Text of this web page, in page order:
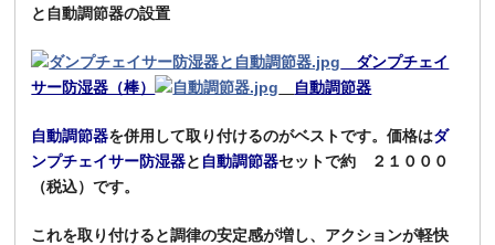
と自動調節器の設置
ダンプチェイ
サー防湿器（棒）
自動調節器
自動調節器を併用して取り付けるのがベストです。価格はダ
ンプチェイサー防湿器と 自動調節器セットで約 ２１０００
（税込）です。
これを取り付けると調律の安定感が増し、アクションが軽快